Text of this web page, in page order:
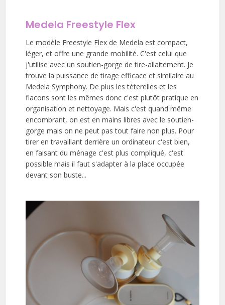
Medela Freestyle Flex
Le modèle Freestyle Flex de Medela est compact,
léger, et offre une grande mobilité. C'est celui que
j'utilise avec un soutien-gorge de tire-allaitement. Je
trouve la puissance de tirage efficace et similaire au
Medela Symphony. De plus les téterelles et les
flacons sont les mêmes donc c'est plutôt pratique en
organisation et nettoyage. Mais c'est quand même
encombrant, on est en mains libres avec le soutien-
gorge mais on ne peut pas tout faire non plus. Pour
tirer en travaillant derrière un ordinateur c'est bien,
en faisant du ménage c'est plus compliqué, c'est
possible mais il faut s'adapter à la place occupée
devant son buste...